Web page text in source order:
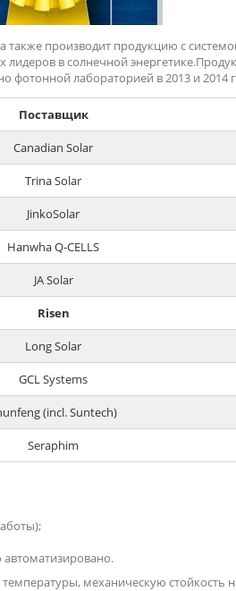
а также производит продукцию с
лидеров в солнечной
фотонной лабораторией в 2013 и 2014
Поставщик
Canadian Solar
Trina Solar
JinkoSolar
Hanwha Q-CELLS
JA Solar
Risen
Long Solar
GCL Systems
(incl. Suntech)
Seraphim
автоматизировано.
механическую стойкость